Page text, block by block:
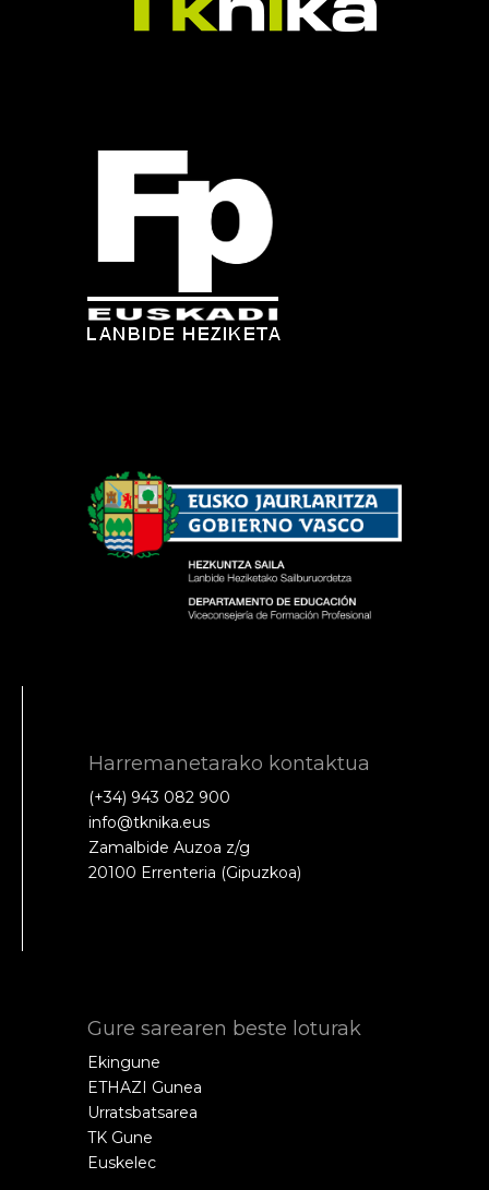
Harremanetarako kontaktua
(+34) 943 082 900
info@tknika.eus
Zamalbide Auzoa z/g
20100 Errenteria (Gipuzkoa)
Gure sarearen beste loturak
Ekingune
ETHAZI Gunea
Urratsbatsarea
TK Gune
Euskelec